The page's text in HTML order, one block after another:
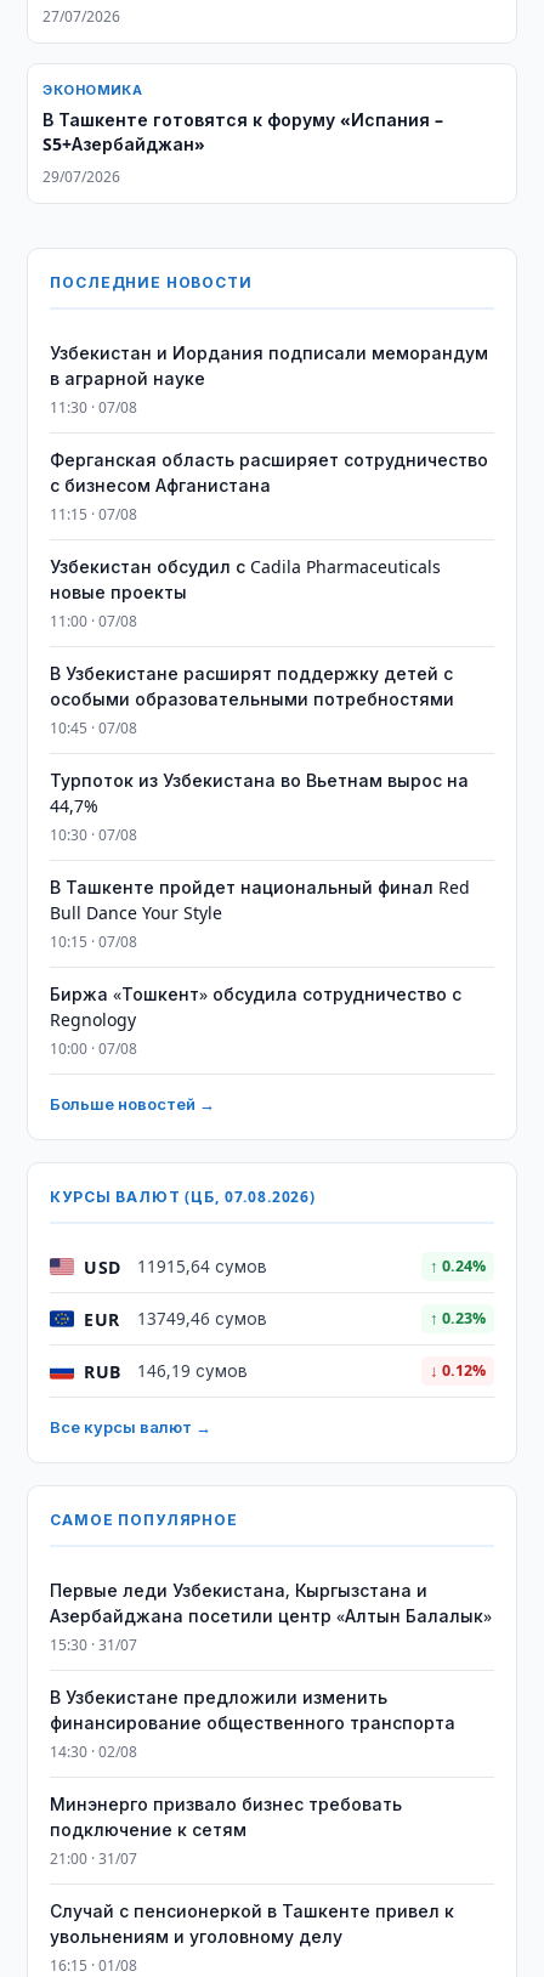
27/07/2026
ЭКОНОМИКА
В Ташкенте готовятся к форуму «Испания –
S5+Азербайджан»
29/07/2026
ПОСЛЕДНИЕ НОВОСТИ
Узбекистан и Иордания подписали меморандум
в аграрной науке
11:30 · 07/08
Ферганская область расширяет сотрудничество
с бизнесом Афганистана
11:15 · 07/08
Узбекистан обсудил с Cadila Pharmaceuticals
новые проекты
11:00 · 07/08
В Узбекистане расширят поддержку детей с
особыми образовательными потребностями
10:45 · 07/08
Турпоток из Узбекистана во Вьетнам вырос на
44,7%
10:30 · 07/08
В Ташкенте пройдет национальный финал Red
Bull Dance Your Style
10:15 · 07/08
Биржа «Тошкент» обсудила сотрудничество с
Regnology
10:00 · 07/08
Больше новостей →
КУРСЫ ВАЛЮТ (ЦБ, 07.08.2026)
USD 11915,64 сумов ↑ 0.24%
EUR 13749,46 сумов ↑ 0.23%
RUB 146,19 сумов ↓ 0.12%
Все курсы валют →
САМОЕ ПОПУЛЯРНОЕ
Первые леди Узбекистана, Кыргызстана и
Азербайджана посетили центр «Алтын Балалык»
15:30 · 31/07
В Узбекистане предложили изменить
финансирование общественного транспорта
14:30 · 02/08
Минэнерго призвало бизнес требовать
подключение к сетям
21:00 · 31/07
Случай с пенсионеркой в Ташкенте привел к
увольнениям и уголовному делу
16:15 · 01/08